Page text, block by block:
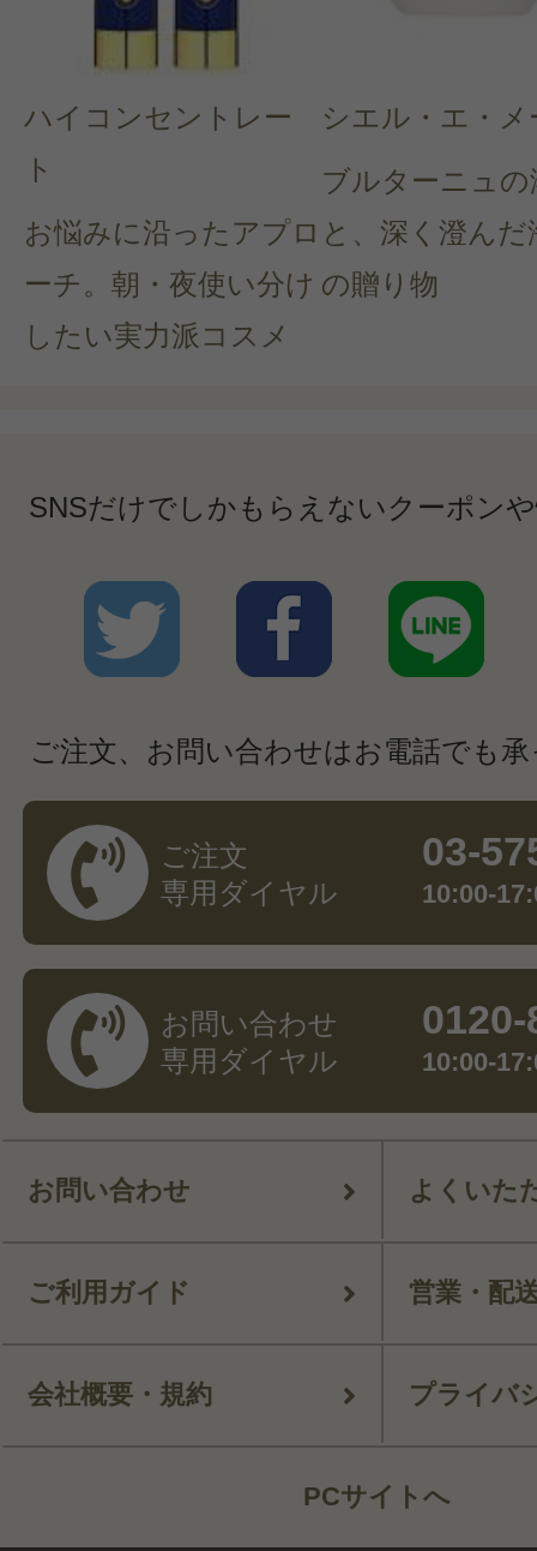
ハイコンセントレー
ト
お悩みに沿ったアプロ
ーチ。朝・夜使い分け
したい実力派コスメ
シエル・エ・メ
ブルターニュの
と、深く澄んだ
の贈り物
SNSだけでしかもらえないクーポン
ご注文、お問い合わせはお電話でも
ご注文
専用ダイヤル
03-
10:00-
お問い合わせ
専用ダイヤル
10:00-
お問い合わせ よくいた
ご利用ガイド 営業・配
会社概要・規約 プライバ
PCサイトへ